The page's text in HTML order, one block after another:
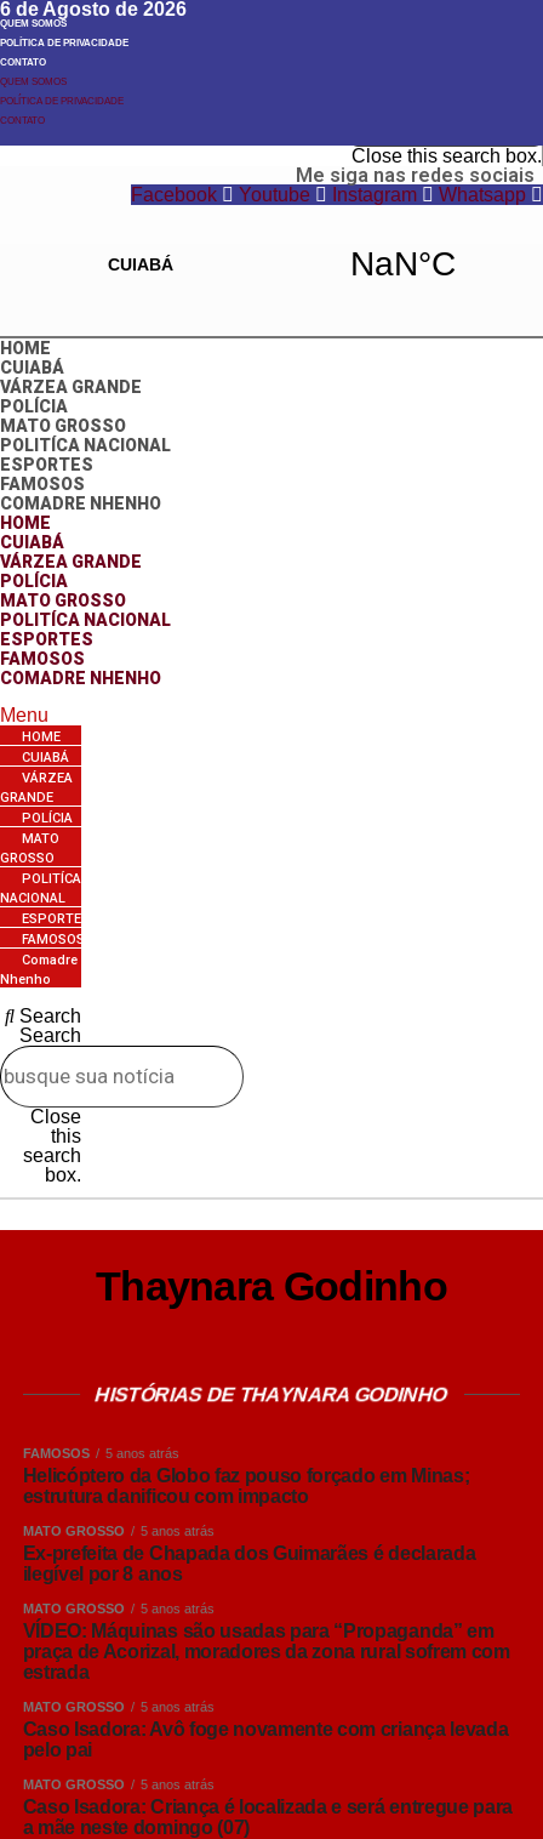
6 de Agosto de 2026
QUEM SOMOS
POLÍTICA DE PRIVACIDADE
CONTATO
QUEM SOMOS
POLÍTICA DE PRIVACIDADE
CONTATO
Close this search box.
Me siga nas redes sociais
Facebook Youtube Instagram Whatsapp
HOME
CUIABÁ
VÁRZEA GRANDE
POLÍCIA
MATO GROSSO
POLITÍCA NACIONAL
ESPORTES
FAMOSOS
COMADRE NHENHO
HOME
CUIABÁ
VÁRZEA GRANDE
POLÍCIA
MATO GROSSO
POLITÍCA NACIONAL
ESPORTES
FAMOSOS
COMADRE NHENHO
Menu
HOME
CUIABÁ
VÁRZEA
GRANDE
POLÍCIA
MATO
GROSSO
POLITÍCA
NACIONAL
ESPORTES
FAMOSOS
Comadre
Nhenho
Search
Search
Close
this
search
box.
Thaynara Godinho
HISTÓRIAS DE THAYNARA GODINHO
FAMOSOS 5 anos atrás
Helicóptero da Globo faz pouso forçado em Minas;
estrutura danificou com impacto
MATO GROSSO 5 anos atrás
Ex-prefeita de Chapada dos Guimarães é declarada
ilegível por 8 anos
MATO GROSSO 5 anos atrás
VÍDEO: Máquinas são usadas para “Propaganda” em
praça de Acorizal, moradores da zona rural sofrem com
estrada
MATO GROSSO 5 anos atrás
Caso Isadora: Avô foge novamente com criança levada
pelo pai
MATO GROSSO 5 anos atrás
Caso Isadora: Criança é localizada e será entregue para
a mãe neste domingo (07)